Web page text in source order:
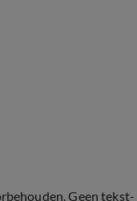
Geen tekst-